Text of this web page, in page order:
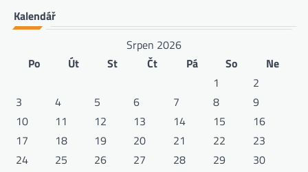
Kalendář
Srpen 2026
Po
Út St Čt Pá So
Ne
1
2
3
4 5 6 7 8
9
10
11 12 13 14 15
16
17
18 19 20 21 22
23
24
25 26 27 28 29
30